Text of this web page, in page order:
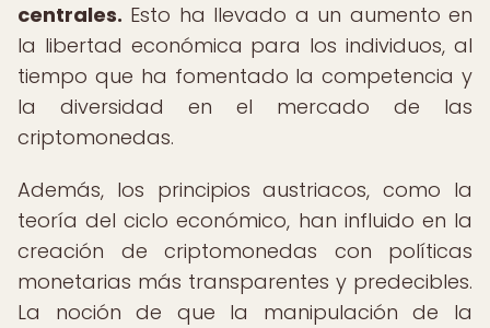
centrales. Esto ha llevado a un aumento en
la libertad económica para los individuos, al
tiempo que ha fomentado la competencia y
la diversidad en el mercado de las
criptomonedas.
Además, los principios austriacos, como la
teoría del ciclo económico, han influido en la
creación de criptomonedas con políticas
monetarias más transparentes y predecibles.
La noción de que la manipulación de la